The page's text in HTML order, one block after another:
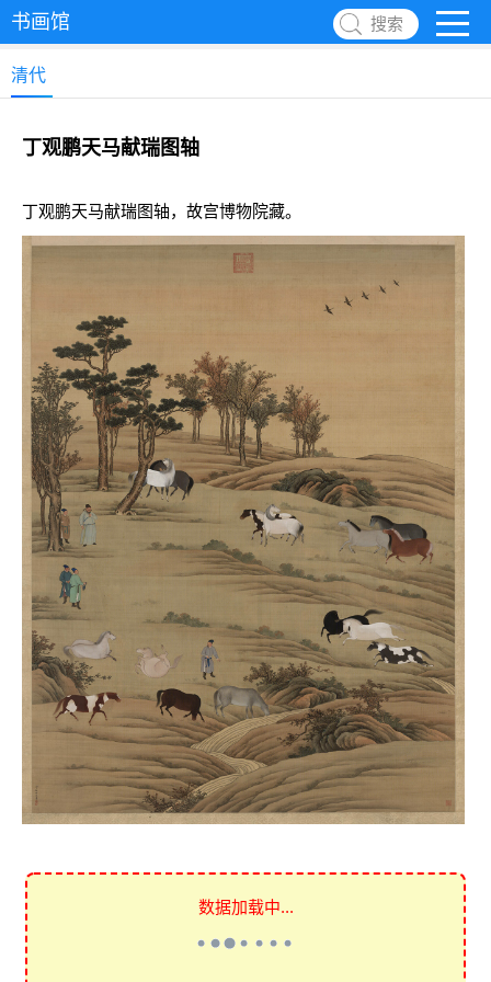
书画馆 搜索
清代
丁观鹏天马献瑞图轴
丁观鹏天马献瑞图轴，故宫博物院藏。
数据加载中...